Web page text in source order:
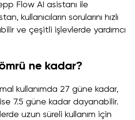
Flow AI asistanı ile
kullanıcıların sorularını hızlı
ve çeşitli işlevlerde yardımcı
ne kadar?
kullanımda 27 güne kadar,
7.5 güne kadar dayanabilir.
uzun süreli kullanım için